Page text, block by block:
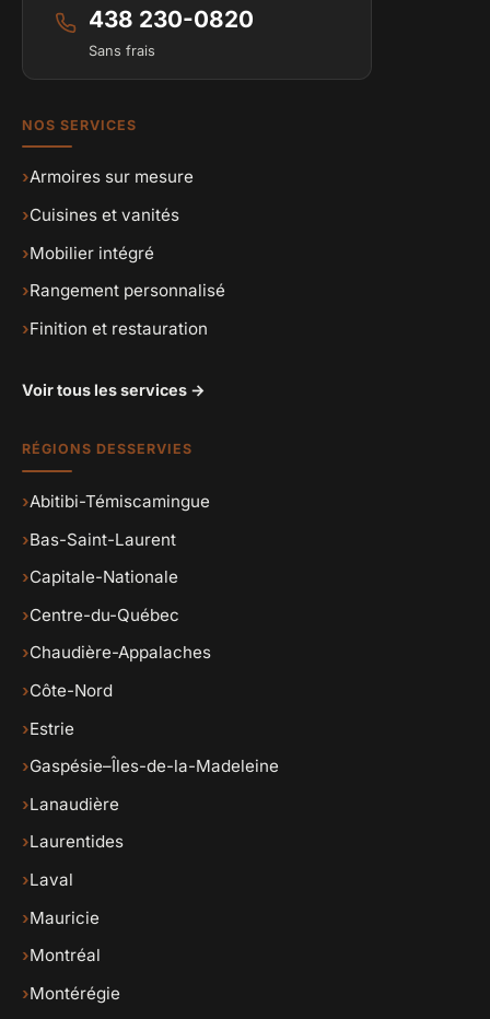
438 230-0820
Sans frais
NOS SERVICES
›Armoires sur mesure
›Cuisines et vanités
›Mobilier intégré
›Rangement personnalisé
›Finition et restauration
Voir tous les services →
RÉGIONS DESSERVIES
›Abitibi-Témiscamingue
›Bas-Saint-Laurent
›Capitale-Nationale
›Centre-du-Québec
›Chaudière-Appalaches
›Côte-Nord
›Estrie
›Gaspésie–Îles-de-la-Madeleine
›Lanaudière
›Laurentides
›Laval
›Mauricie
›Montréal
›Montérégie